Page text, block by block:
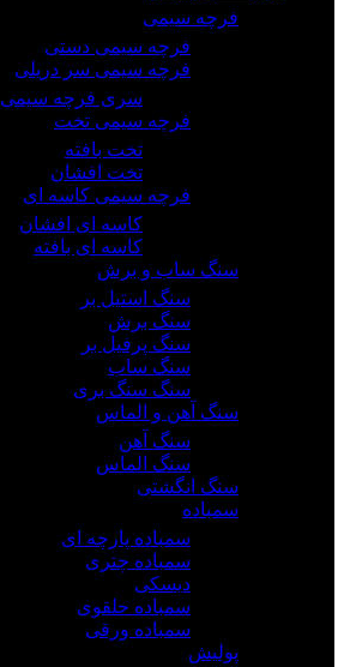
فرچه سیمی
فرچه سیمی دستی
فرچه سیمی سر دریلی
سری فرچه سیمی
فرچه سیمی تخت
تخت بافته
تخت افشان
فرچه سیمی کاسه ای
کاسه ای افشان
کاسه ای بافته
سنگ ساب و برش
سنگ استیل بر
سنگ برش
سنگ پرفیل بر
سنگ ساب
سنگ سنگ بری
سنگ آهن و الماس
سنگ آهن
سنگ الماس
سنگ انگشتی
سمباده
سمباده پارچه ای
سمباده چتری
دیسکی
سمباده حلقوی
سمباده ورقی
پولیش